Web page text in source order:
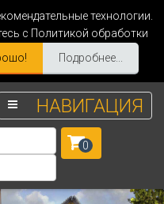
технологии.
с Политикой обработки
Подробнее...
НАВИГАЦИЯ
0